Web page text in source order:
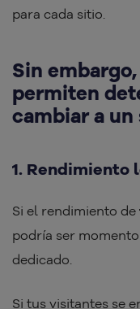
para cada sitio.
Sin
permiten
cambiar a
1. Rendimiento
Si el rendimiento de
podría ser
dedicado.
Si tus visitantes se